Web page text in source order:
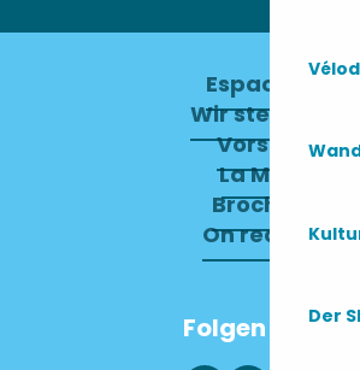
Der
Espace pro
Wir stellen ein
Vorstand
La Mairie
Brochures
On recrute !
Folgen Sie uns